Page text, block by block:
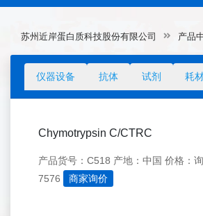
苏州近岸蛋白质科技股份有限公司 产品
仪器设备 抗体 试剂 耗
Chymotrypsin C/CTRC
产品货号：C518 产地：中国 价格：
7576
商家询价